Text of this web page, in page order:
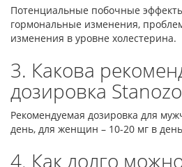
Потенциальные побочные
гормональные изменения,
изменения в уровне холестерина.
3. Какова
дозировка
Рекомендуемая дозировка для
день, для женщин – 10-20 мг в
4. Как долго